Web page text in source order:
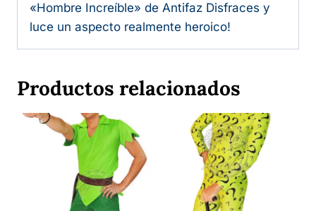
«Hombre Increíble» de Antifaz Disfraces y
luce un aspecto realmente heroico!
Productos relacionados